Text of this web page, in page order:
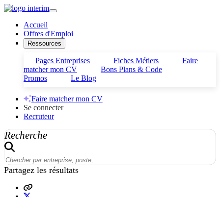
Accueil
Offres d'Emploi
Ressources
Pages Entreprises Fiches Métiers
Faire
matcher mon CV
Bons Plans & Code
Promos
Le Blog
Faire matcher mon CV
Se connecter
Recruteur
Recherche
Partagez les résultats